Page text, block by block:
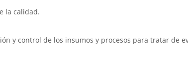
la calidad.
y control de los insumos y procesos para tratar de